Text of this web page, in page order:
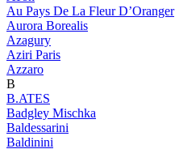
Au Pays De La Fleur D’Oranger
Aurora Borealis
Azagury
Aziri Paris
Azzaro
B
B.ATES
Badgley Mischka
Baldessarini
Baldinini